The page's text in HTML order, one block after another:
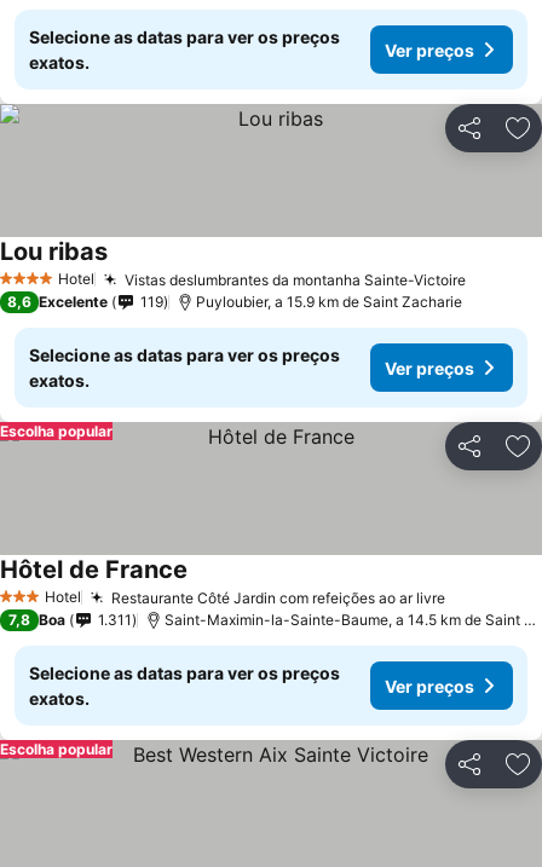
Selecione as datas para ver os preços
exatos.
Ver preços
Partilhar
4 EstrelasHotel Vistas deslumbrantes da montanha Sainte-VictoireVer
Lou ribasVer preços
8,6 Excelente 119 Puyloubier, a 15.9 km de Saint Zacharie
Selecione as datas para ver os preços
exatos.
Ver preços
Partilhar
Escolha popular
3 EstrelasHotel Restaurante Côté Jardin com refeições ao ar livreVer preços
Hôtel de France
7,8 Boa 1.311 Saint-Maximin-la-Sainte-Baume, a 14.5 km de Saint
Selecione as datas para ver os preços
exatos.
Ver preços
Partilhar
Escolha popular